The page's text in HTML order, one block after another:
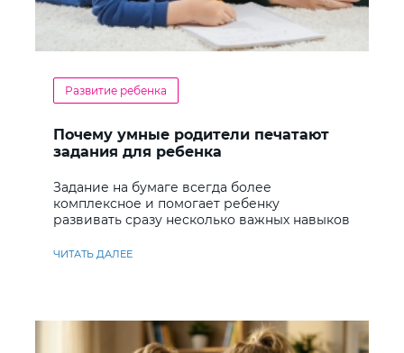
Развитие ребенка
Почему умные родители печатают
задания для ребенка
Задание на бумаге всегда более
комплексное и помогает ребенку
развивать сразу несколько важных навыков
ЧИТАТЬ ДАЛЕЕ